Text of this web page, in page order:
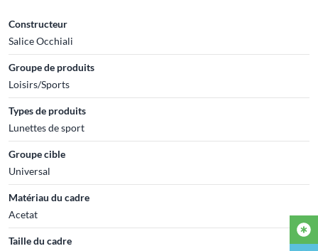
Constructeur
Salice Occhiali
Groupe de produits
Loisirs/Sports
Types de produits
Lunettes de sport
Groupe cible
Universal
Matériau du cadre
Acetat
Taille du cadre